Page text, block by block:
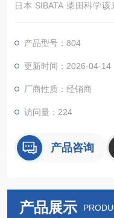
日本 SIBATA 柴田科学
3、手持粒子计数器 804
多粒径颗粒计数检测等需
维护简单等特点，可满足
产品型号：804
更新时间：2026-04-14
厂商性质：经销商
访问量：224
产品咨询
产品展示